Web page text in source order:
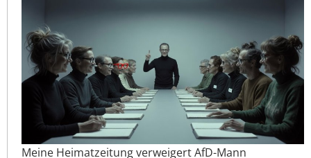
Meine Heimatzeitung verweigert AfD-Mann